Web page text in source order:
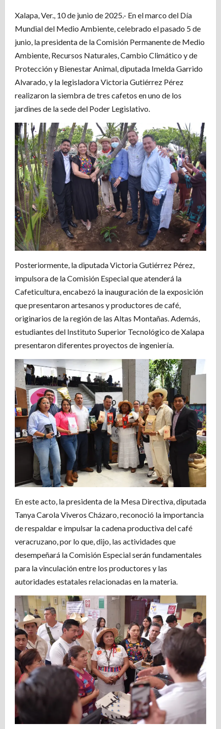
Xalapa, Ver., 10 de junio de 2025.- En el marco del Día
Mundial del Medio Ambiente, celebrado el pasado 5 de
junio, la presidenta de la Comisión Permanente de Medio
Ambiente, Recursos Naturales, Cambio Climático y de
Protección y Bienestar Animal, diputada Imelda Garrido
Alvarado, y la legisladora Victoria Gutiérrez Pérez
realizaron la siembra de tres cafetos en uno de los
jardines de la sede del Poder Legislativo.
Posteriormente, la diputada Victoria Gutiérrez Pérez,
impulsora de la Comisión Especial que atenderá la
Cafeticultura, encabezó la inauguración de la exposición
que presentaron artesanos y productores de café,
originarios de la región de las Altas Montañas. Además,
estudiantes del Instituto Superior Tecnológico de Xalapa
presentaron diferentes proyectos de ingeniería.
En este acto, la presidenta de la Mesa Directiva, diputada
Tanya Carola Viveros Cházaro, reconoció la importancia
de respaldar e impulsar la cadena productiva del café
veracruzano, por lo que, dijo, las actividades que
desempeñará la Comisión Especial serán fundamentales
para la vinculación entre los productores y las
autoridades estatales relacionadas en la materia.